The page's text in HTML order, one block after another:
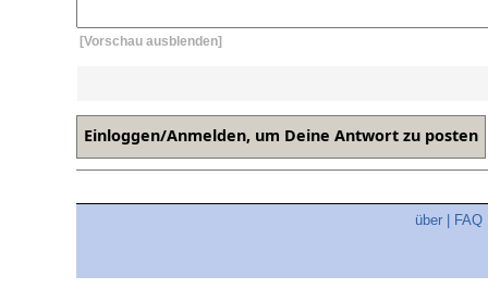
[Vorschau ausblenden]
über FAQ